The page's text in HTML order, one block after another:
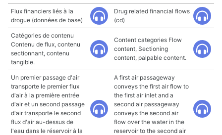
Flux financiers liés à la
drogue (données de base)
Drug related financial flows
(cd)
Catégories de contenu
Contenu de flux, contenu
sectionnant, contenu
tangible.
Content categories Flow
content, Sectioning
content, palpable content.
Un premier passage d'air
transporte le premier flux
d'air à la première entrée
d'air et un second passage
d'air transporte le second
flux d'air au-dessus de
l'eau dans le réservoir à la
A first air passageway
conveys the first air flow to
the first air inlet and a
second air passageway
conveys the second air
flow over the water in the
reservoir to the second air